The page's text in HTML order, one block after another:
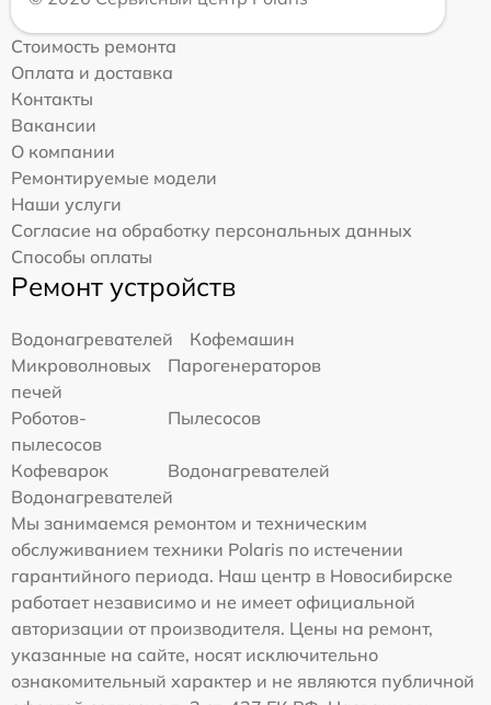
Стоимость ремонта
Оплата и доставка
Контакты
Вакансии
О компании
Ремонтируемые модели
Наши услуги
Согласие на обработку персональных данных
Способы оплаты
Ремонт устройств
Водонагревателей
Кофемашин
Микроволновых
печей
Парогенераторов
Роботов-
пылесосов
Пылесосов
Кофеварок
Водонагревателей
Водонагревателей
Мы занимаемся ремонтом и техническим
обслуживанием техники Polaris по истечении
гарантийного периода. Наш центр в Новосибирске
работает независимо и не имеет официальной
авторизации от производителя. Цены на ремонт,
указанные на сайте, носят исключительно
ознакомительный характер и не являются публичной